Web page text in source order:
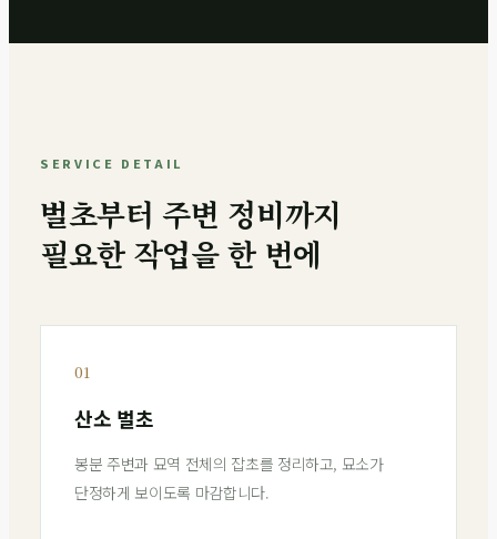
SERVICE DETAIL
벌초부터 주변 정비까지
필요한 작업을 한 번에
01
산소 벌초
봉분 주변과 묘역 전체의 잡초를 정리하고, 묘소가
단정하게 보이도록 마감합니다.